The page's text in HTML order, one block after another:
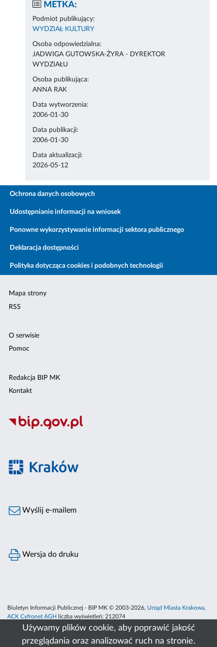
Używamy plików cookie, aby poprawić jakość
przeglądania oraz analizować ruch na stronie.
METKA:
Podmiot publikujący:
WYDZIAŁ KULTURY
Osoba odpowiedzialna:
JADWIGA GUTOWSKA-ŻYRA - DYREKTOR
WYDZIAŁU
Osoba publikująca:
ANNA RAK
Data wytworzenia:
2006-01-30
Data publikacji:
2006-01-30
Data aktualizacji:
2026-05-12
Ochrona danych osobowych
Udostępnianie informacji na wniosek
Ponowne wykorzystywanie informacji sektora publicznego
Deklaracja dostępności
Polityka dotycząca cookies i podobnych technologii
Mapa strony
RSS
O serwisie
Pomoc
Redakcja BIP MK
Kontakt
Wyślij e-mailem
Wersja do druku
Biuletyn Informacji Publicznej - BIP MK © 2003-2026, Urząd Miasta Krakowa,
ACK Cyfronet AGH
liczba wyświetleń: 212074